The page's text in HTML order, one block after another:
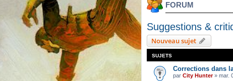
FORUM
Suggestions &
Nouveau sujet
SUJETS
Corrections dans
par City Hunter» mar.